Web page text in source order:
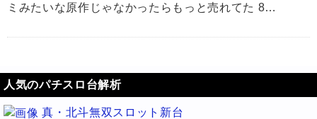
ミみたいな原作じゃなかったらもっと売れてた 8…
人気のパチスロ台解析
真・北斗無双スロット新台